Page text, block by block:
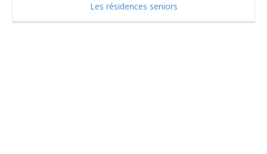
Les résidences seniors